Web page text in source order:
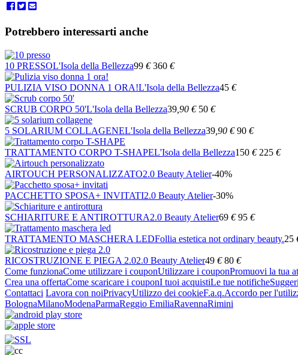
Potrebbero interessarti anche
10 PRESSOL'Isola della Bellezza99 € 360 €
PULIZIA VISO DONNA 1 ORA!L'Isola della Bellezza45 €
SCRUB CORPO 50'L'Isola della Bellezza39 ,90 € 50 €
5 SOLARIUM COLLAGENEL'Isola della Bellezza39 ,90 € 90 €
TRATTAMENTO CORPO T-SHAPEL'Isola della Bellezza150 € 225 €
AIRTOUCH PERSONALIZZATO2.0 Beauty Atelier-40%
PACCHETTO SPOSA+ INVITATI2.0 Beauty Atelier-30%
SCHIARITURE E ANTIROTTURA2.0 Beauty Atelier69 € 95 €
TRATTAMENTO MASCHERA LEDFollia estetica not ordinary beauty.25
RICOSTRUZIONE E PIEGA 2.02.0 Beauty Atelier49 € 80 €
Come funzionaCome utilizzare i couponUtilizzare i couponPromuovi la tua
Crea una offertaCome scaricare i couponI tuoi acquistiLe tue notifiche
Contattaci Lavora con noiPrivacyUtilizzo dei cookieF.a.q.Accordo per
BolognaMilanoModenaParmaReggio EmiliaRavennaRimini